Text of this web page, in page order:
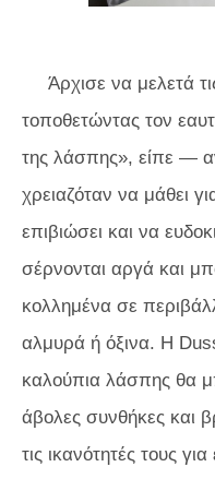
Άρχισε να μελετά
τοποθετώντας τον
της λάσπης», είπε —
χρειαζόταν να μάθει
επιβιώσει και να
σέρνονται αργά και
κολλημένα σε
αλμυρά ή όξινα. Η
καλούπια λάσπης θα
άβολες συνθήκες και
τις ικανότητές τους